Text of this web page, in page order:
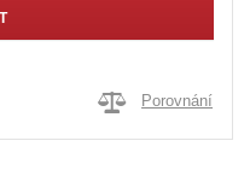
Porovnání